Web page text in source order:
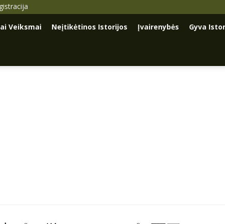
Veiksmai Neįtikėtinos Istorijos Įvairenybės Gyva